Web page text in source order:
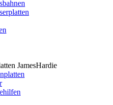
JamesHardie